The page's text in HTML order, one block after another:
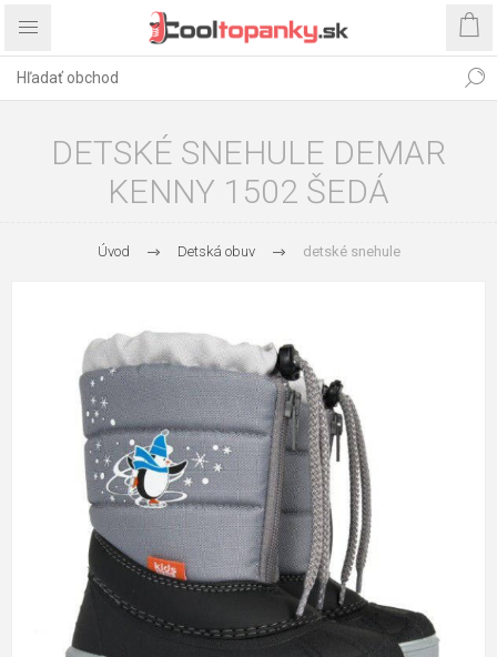
DETSKÉ SNEHULE DEMAR
KENNY 1502 ŠEDÁ
Úvod Detská obuv detské snehule